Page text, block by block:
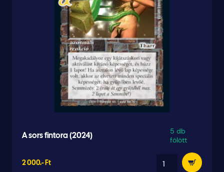
A sors fintora (2024)
5 db
fölött
2 000.- Ft